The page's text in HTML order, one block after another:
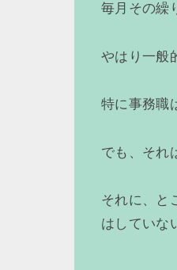
毎月その繰
やはり一般
特に事務職
でも、それ
それに、と
はしていな